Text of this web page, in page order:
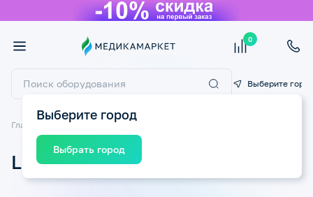
0
Выберите город
Выберите город
Выбрать город
Главная Бренды LD, Little Doctor
LD, Little Doctor